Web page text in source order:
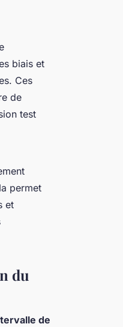
biais et
Ces
de
test
permet
et
du
de